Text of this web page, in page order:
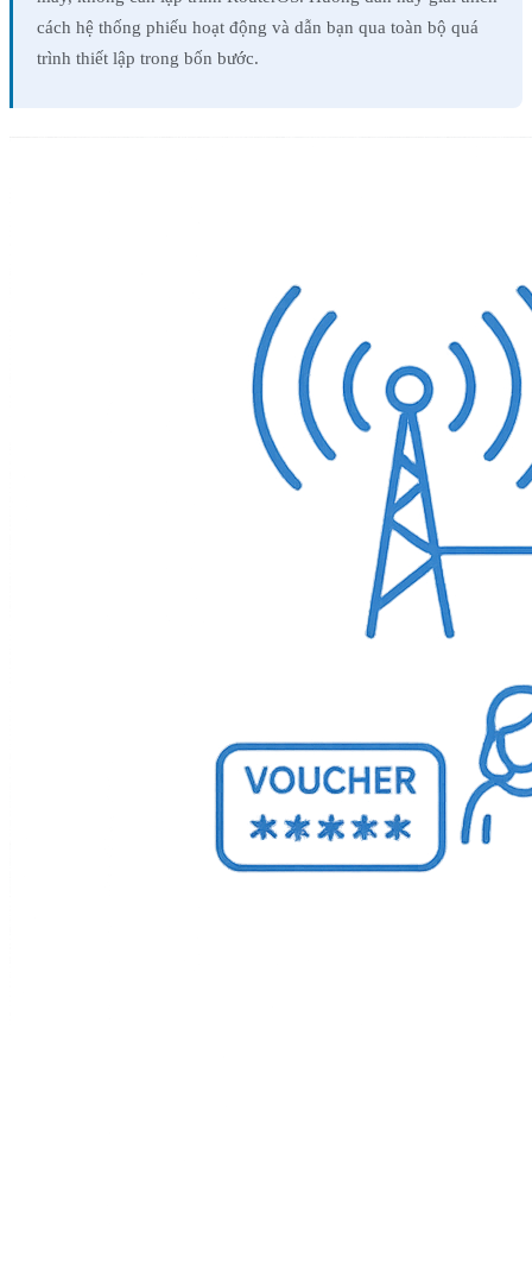
cách hệ thống phiếu hoạt động và dẫn bạn qua toàn bộ quá
trình thiết lập trong bốn bước.